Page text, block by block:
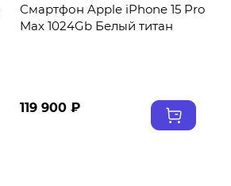
Смартфон Apple iPhone 15 Pro
Max 1024Gb Белый титан
119 900 ₽